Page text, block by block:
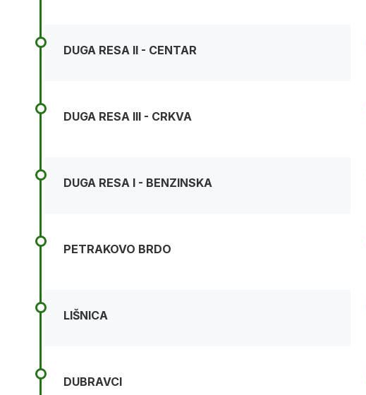
DUGA RESA II - CENTAR
DUGA RESA III - CRKVA
DUGA RESA I - BENZINSKA
PETRAKOVO BRDO
LIŠNICA
DUBRAVCI